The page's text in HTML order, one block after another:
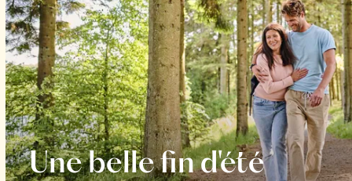
Une belle fin d'été